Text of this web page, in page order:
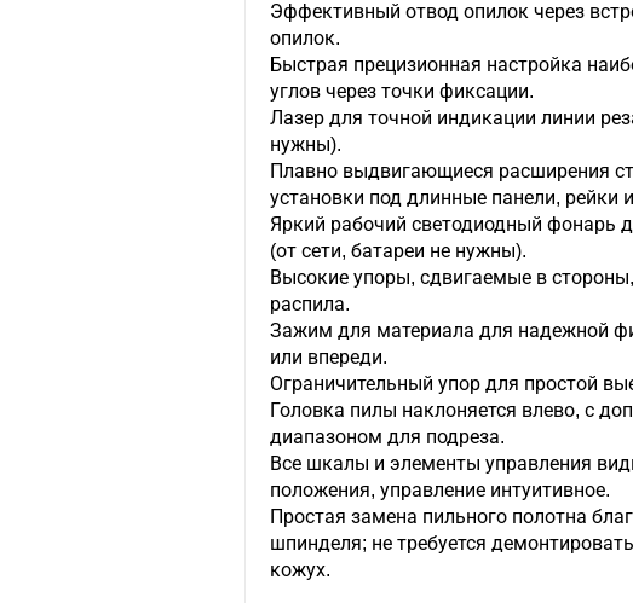
Эффективный отвод опилок через
опилок.
Быстрая прецизионная настройка
углов через точки фиксации.
Лазер для точной индикации линии
нужны).
Плавно выдвигающиеся расширения
установки под длинные панели, рейки
Яркий рабочий светодиодный фонарь
(от сети, батареи не нужны).
Высокие упоры, сдвигаемые в
распила.
Зажим для материала для надежной
или впереди.
Ограничительный упор для простой
Головка пилы наклоняется влево, с
диапазоном для подреза.
Все шкалы и элементы управления
положения, управление интуитивное.
Простая замена пильного полотна
шпинделя; не требуется
кожух.